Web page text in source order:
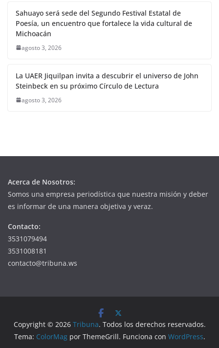
Sahuayo será sede del Segundo Festival Estatal de
Poesía, un encuentro que fortalece la vida cultural de
Michoacán
agosto 3, 2026
La UAER Jiquilpan invita a descubrir el universo de John
Steinbeck en su próximo Círculo de Lectura
agosto 3, 2026
Acerca de Nosotros:
Somos una empresa periodística que nuestra misión y deber
es informar de una manera objetiva y veraz.
Contacto:
3531079494
3531008181
contacto@tribuna.ws
Copyright © 2026 Tribuna. Todos los derechos reservados.
Tema: ColorMagpor ThemeGrill. Funciona con WordPress.